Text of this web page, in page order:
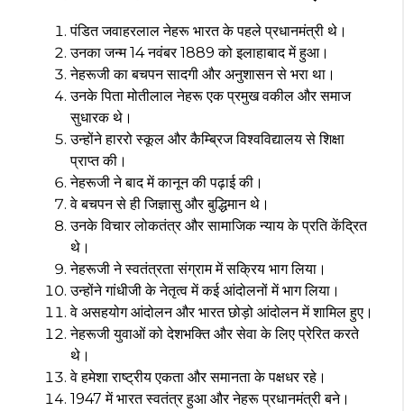
पंडित जवाहरलाल नेहरू भारत के पहले प्रधानमंत्री थे।
उनका जन्म 14 नवंबर 1889 को इलाहाबाद में हुआ।
नेहरूजी का बचपन सादगी और अनुशासन से भरा था।
उनके पिता मोतीलाल नेहरू एक प्रमुख वकील और समाज
सुधारक थे।
उन्होंने हाररो स्कूल और कैम्ब्रिज विश्वविद्यालय से शिक्षा
प्राप्त की।
नेहरूजी ने बाद में कानून की पढ़ाई की।
वे बचपन से ही जिज्ञासु और बुद्धिमान थे।
उनके विचार लोकतंत्र और सामाजिक न्याय के प्रति केंद्रित
थे।
नेहरूजी ने स्वतंत्रता संग्राम में सक्रिय भाग लिया।
उन्होंने गांधीजी के नेतृत्व में कई आंदोलनों में भाग लिया।
वे असहयोग आंदोलन और भारत छोड़ो आंदोलन में शामिल हुए।
नेहरूजी युवाओं को देशभक्ति और सेवा के लिए प्रेरित करते
थे।
वे हमेशा राष्ट्रीय एकता और समानता के पक्षधर रहे।
1947 में भारत स्वतंत्र हुआ और नेहरू प्रधानमंत्री बने।